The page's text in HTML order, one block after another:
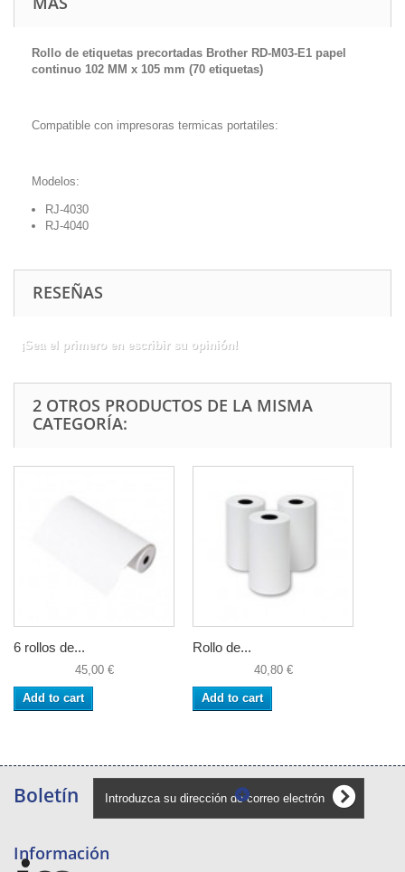
Rollo de etiquetas precortadas Brother RD-M03-E1 papel
continuo 102 MM x 105 mm (70 etiquetas)
Compatible con impresoras termicas portatiles:
Modelos:
RJ-4030
RJ-4040
RESEÑAS
¡Sea el primero en escribir su opinión!
2 OTROS PRODUCTOS DE LA MISMA
CATEGORÍA:
6 rollos de...
45,00 €
Add to cart
Rollo de...
40,80 €
Add to cart
Boletín
Información